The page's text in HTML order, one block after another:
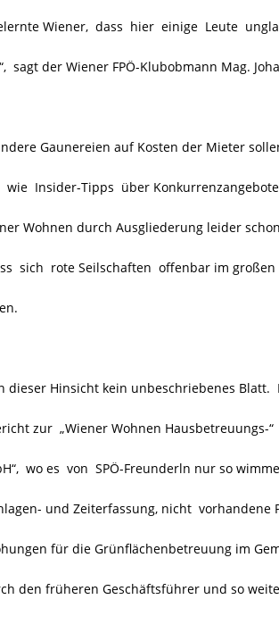
Wiener, dass hier einige Leute
sagt der Wiener FPÖ-Klubobmann Mag.
Gaunereien auf Kosten der Mieter
Insider-Tipps über
Wohnen durch Ausgliederung leider
sich rote Seilschaften offenbar im großen
dieser Hinsicht kein unbeschriebenes Blatt.
zur „Wiener Wohnen Hausbetreuungs-
wo es von SPÖ-Freunderln nur so
und Zeiterfassung, nicht vorhandene
für die Grünflächenbetreuung im
den früheren Geschäftsführer und so